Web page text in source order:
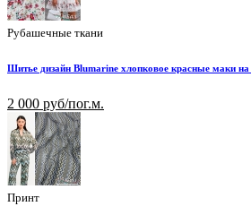
Рубашечные ткани
Шитье дизайн Blumarine хлопковое красные маки
2 000 руб/пог.м.
Принт